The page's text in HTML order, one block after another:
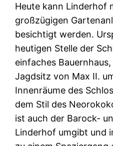
Heute kann Linderhof
großzügigen
besichtigt werden.
heutigen Stelle der
einfaches
Jagdsitz von Max II.
Innenräume des
dem Stil des
ist auch der Barock-
Linderhof umgibt und